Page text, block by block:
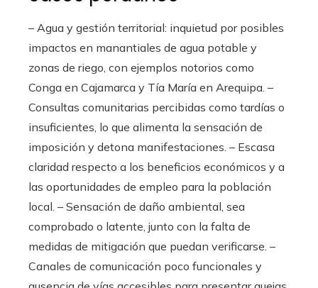
– Agua y gestión territorial: inquietud por posibles
impactos en manantiales de agua potable y
zonas de riego, con ejemplos notorios como
Conga en Cajamarca y Tía María en Arequipa. –
Consultas comunitarias percibidas como tardías o
insuficientes, lo que alimenta la sensación de
imposición y detona manifestaciones. – Escasa
claridad respecto a los beneficios económicos y a
las oportunidades de empleo para la población
local. – Sensación de daño ambiental, sea
comprobado o latente, junto con la falta de
medidas de mitigación que puedan verificarse. –
Canales de comunicación poco funcionales y